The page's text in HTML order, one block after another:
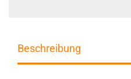
Beschreibung